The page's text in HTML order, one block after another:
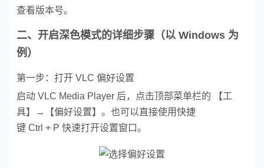
查看版本号。
二、开启深色模式的详细步骤（以 Windows 为
例）
第一步：打开 VLC 偏好设置
启动 VLC Media Player 后，点击顶部菜单栏的 【工
具】→【偏好设置】。 也可以直接使用快捷
键 Ctrl + P 快速打开设置窗口。